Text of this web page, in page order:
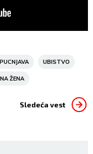
PUCNJAVA UBISTVO
ŽENA
Sledeća vest